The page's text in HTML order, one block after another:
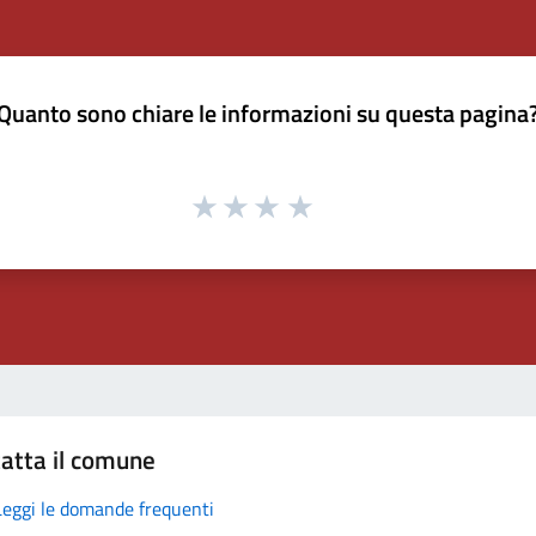
sono chiare le informazioni su questa
il comune
le domande frequenti